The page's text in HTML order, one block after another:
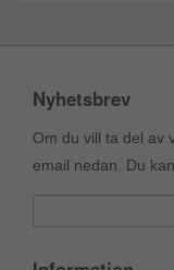
Nyhetsbrev
Om du vill ta del av
email nedan. Du